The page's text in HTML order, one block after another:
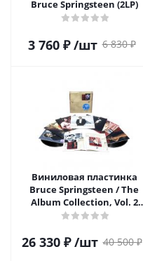
Bruce Springsteen (2LP)
3 760₽ /шт 6 830₽
Виниловая пластинка
Bruce Springsteen / The
Album Collection, Vol. 2
(10LP)
26 330₽ /шт 40 500₽